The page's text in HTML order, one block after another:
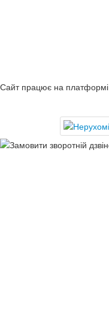
Сайт працює на платформі